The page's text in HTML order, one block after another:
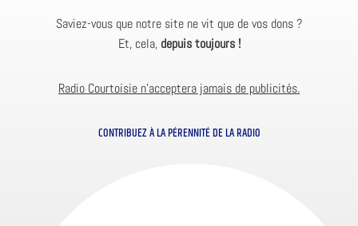
Saviez-vous que notre site ne vit que de vos dons ?
Et, cela, depuis toujours !
Radio Courtoisie n’acceptera jamais de publicités.
CONTRIBUEZ À LA PÉRENNITÉ DE LA RADIO